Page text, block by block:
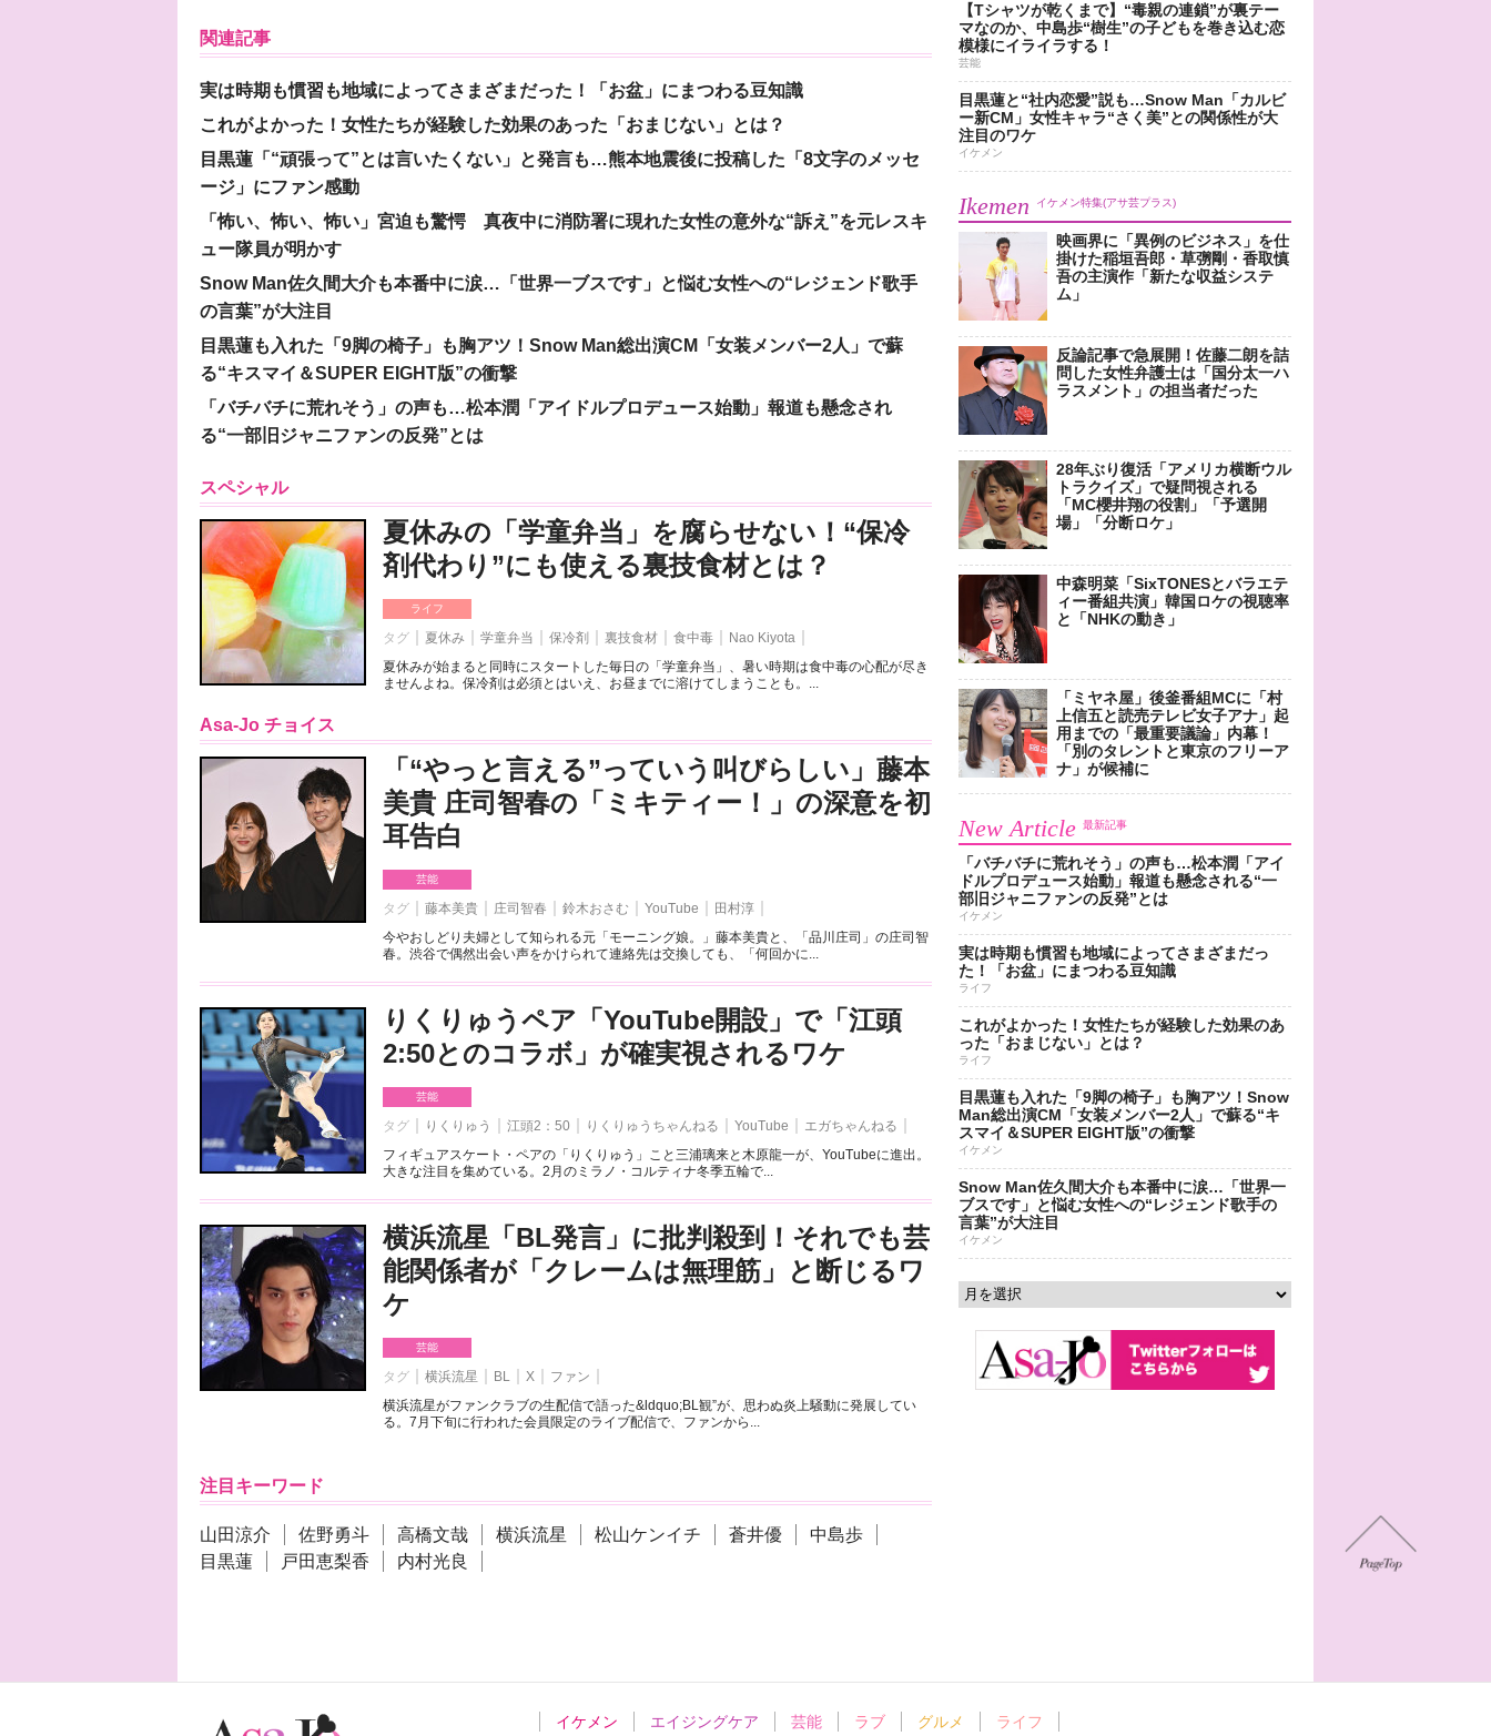
関連記事
実は時期も慣習も地域によってさまざまだった！「お盆」にまつわる豆知識
これがよかった！女性たちが経験した効果のあった「おまじない」とは？
目黒蓮「“頑張って”とは言いたくない」と発言も…熊本地震後に投稿した「8文字のメッセ
ージ」にファン感動
「怖い、怖い、怖い」宮迫も驚愕 真夜中に消防署に現れた女性の意外な“訴え”を元レスキ
ュー隊員が明かす
Snow Man佐久間大介も本番中に涙…「世界一ブスです」と悩む女性への“レジェンド歌手
の言葉”が大注目
目黒蓮も入れた「9脚の椅子」も胸アツ！Snow Man総出演CM「女装メンバー2人」で蘇
る“キスマイ＆SUPER EIGHT版”の衝撃
「バチバチに荒れそう」の声も…松本潤「アイドルプロデュース始動」報道も懸念され
る“一部旧ジャニファンの反発”とは
スペシャル
夏休みの「学童弁当」を腐らせない！“保冷
剤代わり”にも使える裏技食材とは？
ライフ
タグ 夏休み 学童弁当 保冷剤 裏技食材 食中毒
Nao Kiyota
夏休みが始まると同時にスタートした毎日の「学童弁当」、暑い時期は食中毒の心配が尽き
ませんよね。保冷剤は必須とはいえ、お昼までに溶けてしまうことも。...
Asa-Jo チョイス
「“やっと言える”っていう叫びらしい」藤本
美貴 庄司智春の「ミキティー！」の深意を初
耳告白
芸能
タグ 藤本美貴 庄司智春 鈴木おさむ YouTube
田村淳
今やおしどり夫婦として知られる元「モーニング娘。」藤本美貴と、「品川庄司」の庄司智
春。渋谷で偶然出会い声をかけられて連絡先は交換しても、「何回かに...
りくりゅうペア「YouTube開設」で「江頭
2:50とのコラボ」が確実視されるワケ
芸能
タグ りくりゅう 江頭2：50 りくりゅうちゃんねる YouTube
エガちゃんねる
フィギュアスケート・ペアの「りくりゅう」こと三浦璃来と木原龍一が、YouTubeに進出。
大きな注目を集めている。2月のミラノ・コルティナ冬季五輪で...
横浜流星「BL発言」に批判殺到！それでも芸
能関係者が「クレームは無理筋」と断じるワ
ケ
芸能
タグ 横浜流星 BL X
ファン
横浜流星がファンクラブの生配信で語った&ldquo;BL観”が、思わぬ炎上騒動に発展してい
る。7月下旬に行われた会員限定のライブ配信で、ファンから...
注目キーワード
山田涼介 佐野勇斗 高橋文哉 横浜流星 松山ケンイチ 蒼井優
中島歩
目黒蓮
戸田恵梨香 内村光良
【Tシャツが乾くまで】“毒親の連鎖”が裏テー
マなのか、中島歩“樹生”の子どもを巻き込む恋
模様にイライラする！
芸能
目黒蓮と“社内恋愛”説も…Snow Man「カルビ
ー新CM」女性キャラ“さく美”との関係性が大
注目のワケ
イケメン
Ikemen イケメン特集(アサ芸プラス)
映画界に「異例のビジネス」を仕
掛けた稲垣吾郎・草彅剛・香取慎
吾の主演作「新たな収益システ
ム」
反論記事で急展開！佐藤二朗を詰
問した女性弁護士は「国分太一ハ
ラスメント」の担当者だった
28年ぶり復活「アメリカ横断ウル
トラクイズ」で疑問視される
「MC櫻井翔の役割」「予選開
場」「分断ロケ」
中森明菜「SixTONESとバラエテ
ィー番組共演」韓国ロケの視聴率
と「NHKの動き」
「ミヤネ屋」後釜番組MCに「村
上信五と読売テレビ女子アナ」起
用までの「最重要議論」内幕！
「別のタレントと東京のフリーア
ナ」が候補に
New Article 最新記事
「バチバチに荒れそう」の声も…松本潤「アイ
ドルプロデュース始動」報道も懸念される“一
部旧ジャニファンの反発”とは
イケメン
実は時期も慣習も地域によってさまざまだっ
た！「お盆」にまつわる豆知識
ライフ
これがよかった！女性たちが経験した効果のあ
った「おまじない」とは？
ライフ
目黒蓮も入れた「9脚の椅子」も胸アツ！Snow
Man総出演CM「女装メンバー2人」で蘇る“キ
スマイ＆SUPER EIGHT版”の衝撃
イケメン
Snow Man佐久間大介も本番中に涙…「世界一
ブスです」と悩む女性への“レジェンド歌手の
言葉”が大注目
イケメン
イケメン エイジングケア 芸能 ラブ グルメ ライフ